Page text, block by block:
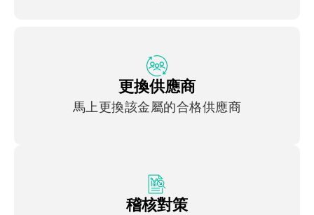
更換供應商
馬上更換該金屬的合格供應商
稽核對策